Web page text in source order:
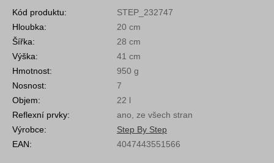
Kód produktu:
STEP_232747
Hloubka:
20 cm
Šířka:
28 cm
Výška:
41 cm
Hmotnost:
950 g
Nosnost:
7
Objem:
22 l
Reflexní prvky:
ano, ze všech stran
Výrobce:
Step By Step
EAN:
4047443551566